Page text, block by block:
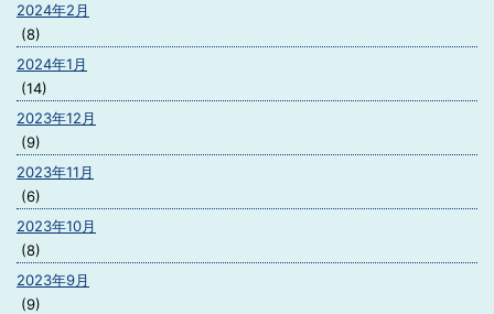
2024年2月
(8)
2024年1月
(14)
2023年12月
(9)
2023年11月
(6)
2023年10月
(8)
2023年9月
(9)